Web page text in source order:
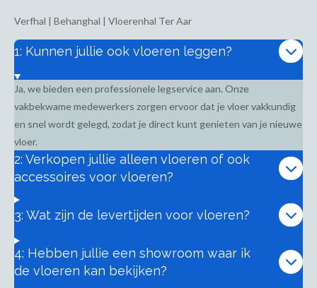
Verfhal | Behanghal | Vloerenhal Ter Aar
1: Kunnen jullie ook vloeren leggen?
Ja, we bieden een professionele legservice aan. Onze
vakbekwame medewerkers zorgen ervoor dat je vloer vakkundig
en snel wordt gelegd, zodat je direct kunt genieten van je nieuwe
vloer.
2: Verkopen jullie alleen vloeren of ook
accessoires voor vloeren?
3: Wat zijn de levertijden voor vloeren?
4: Hebben jullie een showroom waar ik
de vloeren kan bekijken?